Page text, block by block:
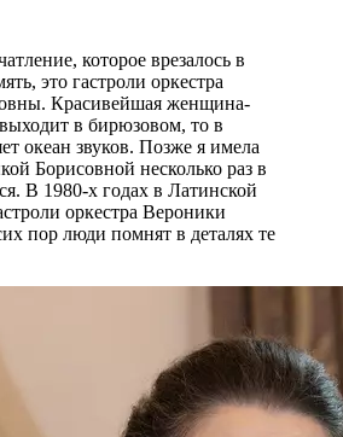
которое врезалось в
это гастроли оркестра
Красивейшая женщина-
в бирюзовом, то в
океан звуков. Позже я имела
Борисовной несколько раз в
В 1980-х годах в Латинской
оркестра Вероники
пор люди помнят в деталях те